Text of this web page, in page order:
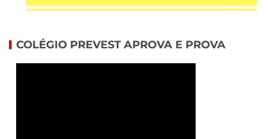
COLÉGIO PREVEST APROVA E PROVA